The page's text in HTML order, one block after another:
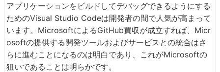
アプリケーションをビルドしてデバッグできるようにする
ためのVisual Studio Codeは開発者の間で人気が高まって
います。MicrosoftによるGitHub買収が成立すれば、Micr
osoftの提供する開発ツールおよびサービスとの統合はさ
らに進むことになるのは明白であり、これがMicrosoftの
狙いであることは明らかです。